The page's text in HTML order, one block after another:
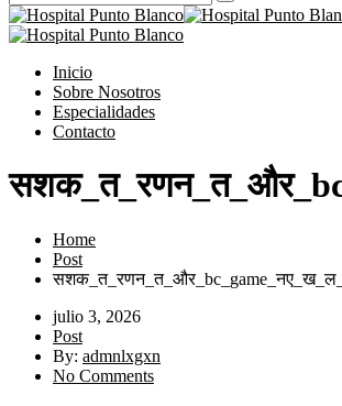
Inicio
Sobre Nosotros
Especialidades
Contacto
Home
Post
julio 3, 2026
Post
By: admnlxgxn
No Comments